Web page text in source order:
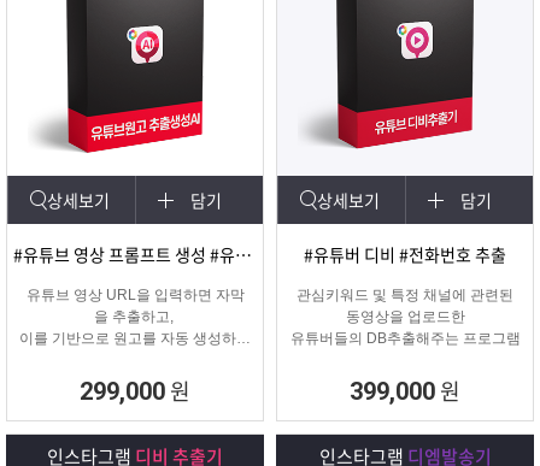
상세보기 담기
#유튜브 영상 프롬프트 생성 #유튜브 영상제작
유튜브 영상 URL을 입력하면 자막
을 추출하고,
이를 기반으로 원고를 자동 생성하는
프로그램입니다.
299,000 원
상세보기 담기
#유튜버 디비 #전화번호 추출
관심키워드 및 특정 채널에 관련된
동영상을 업로드한
유튜버들의 DB추출해주는 프로그램
399,000 원
인스타그램 디비 추출기 인스타그램 디엠발송기